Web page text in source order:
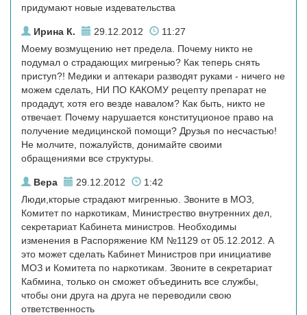
придумают новые издевательства
Ирина К. 29.12.2012
11:27
Моему возмущению нет предела. Почему никто не
подумал о страдающих мигренью? Как теперь снять
приступ?! Медики и аптекари разводят руками - ничего не
можем сделать, НИ ПО КАКОМУ рецепту препарат не
продадут, хотя его везде навалом? Как быть, никто не
отвечает. Почему нарушается конституционое право на
получение медицинской помощи? Друзья по несчастью!
Не молчите, пожалуйств, донимайте своими
обращениями все структуры.
Вера 29.12.2012
1:42
Люди,кторые страдают мигреннью. Звоните в МОЗ,
Комитет по наркотикам, Министрество внутренних дел,
секретариат Кабинета министров. Необходимы
изменения в Распоряжение КМ №1129 от 05.12.2012. А
это может сделать Кабинет Министров при инициативе
МОЗ и Комитета по наркотикам. Звоните в секретариат
Кабмина, только он сможет объединить все службы,
чтобы они друга на друга не переводили свою
ответственность